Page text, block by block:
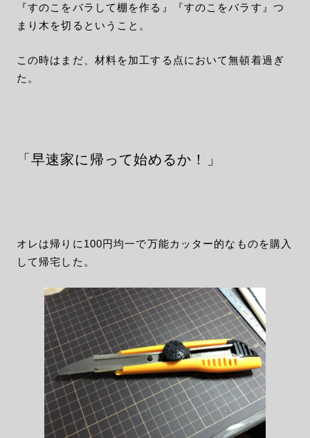
『すのこをバラして棚を作る』『すのこをバラす』つ
まり木を切るということ。
この時はまだ、材料を加工する点において無頓着過ぎ
た。
「早速家に帰って始めるか！」
オレは帰りに100円均一で万能カッター的なものを購入
して帰宅した。